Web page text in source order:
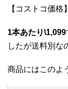
【コストコ価
1本あたり\1,099
したが送料別な
商品にはこのよ